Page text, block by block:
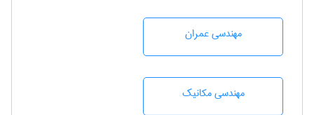
مهندسی عمران
مهندسی مکانیک